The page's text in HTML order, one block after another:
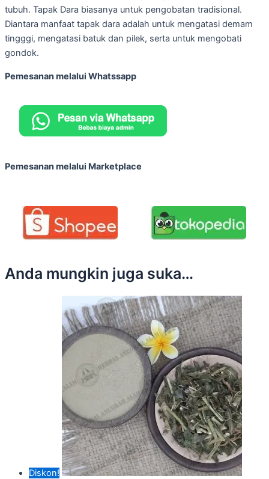
tubuh. Tapak Dara biasanya untuk pengobatan tradisional.
Diantara manfaat tapak dara adalah untuk mengatasi demam
tingggi, mengatasi batuk dan pilek, serta untuk mengobati
gondok.
Pemesanan melalui Whatssapp
Pemesanan melalui Marketplace
Anda mungkin juga suka…
Diskon!